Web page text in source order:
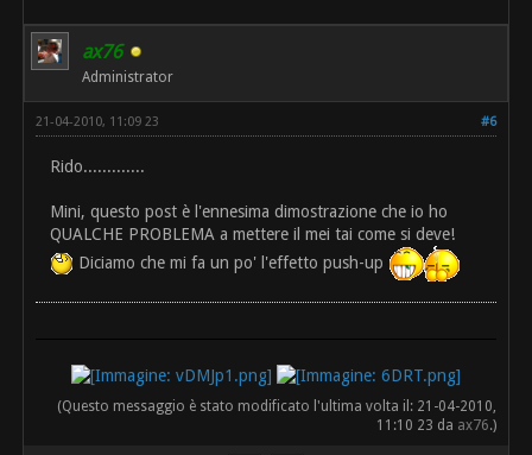
ax76
Administrator
#6
21-04-2010, 11:09 23
Rido.............
Mini, questo post è l'ennesima dimostrazione che io ho
QUALCHE PROBLEMA a mettere il mei tai come si deve!
Diciamo che mi fa un po' l'effetto push-up
(Questo messaggio è stato modificato l'ultima volta il: 21-04-2010,
11:10 23 da ax76.)